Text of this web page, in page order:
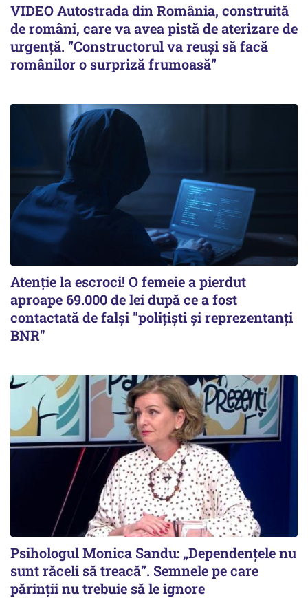
VIDEO Autostrada din România, construită
de români, care va avea pistă de aterizare de
urgență. ”Constructorul va reuși să facă
românilor o surpriză frumoasă”
Atenție la escroci! O femeie a pierdut
aproape 69.000 de lei după ce a fost
contactată de falși "polițiști și reprezentanți
BNR"
Psihologul Monica Sandu: „Dependențele nu
sunt răceli să treacă”. Semnele pe care
părinții nu trebuie să le ignore